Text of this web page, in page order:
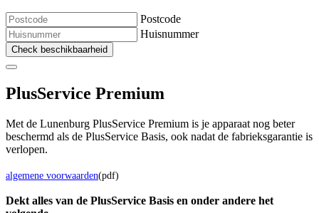
Postcode
Huisnummer
Check beschikbaarheid
PlusService Premium
Met de Lunenburg PlusService Premium is je apparaat nog beter
beschermd als de PlusService Basis, ook nadat de fabrieksgarantie is
verlopen.
algemene voorwaarden(pdf)
Dekt alles van de PlusService Basis en onder andere het